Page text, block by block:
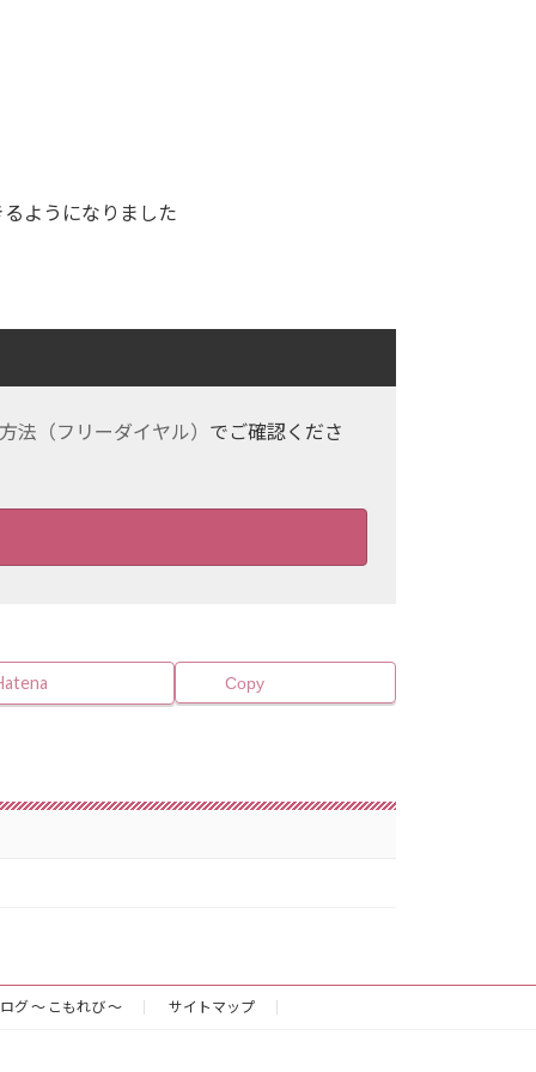
ようになりました
法（フリーダイヤル） でご確認くださ
Copy
グ 〜 こもれび 〜 サイトマップ